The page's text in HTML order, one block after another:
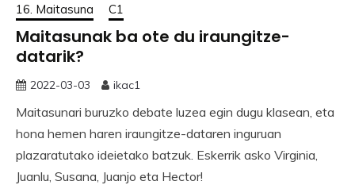
16. Maitasuna C1
Maitasunak ba ote du iraungitze-
datarik?
2022-03-03 ikac1
Maitasunari buruzko debate luzea egin dugu klasean, eta
hona hemen haren iraungitze-dataren inguruan
plazaratutako ideietako batzuk. Eskerrik asko Virginia,
Juanlu, Susana, Juanjo eta Hector!